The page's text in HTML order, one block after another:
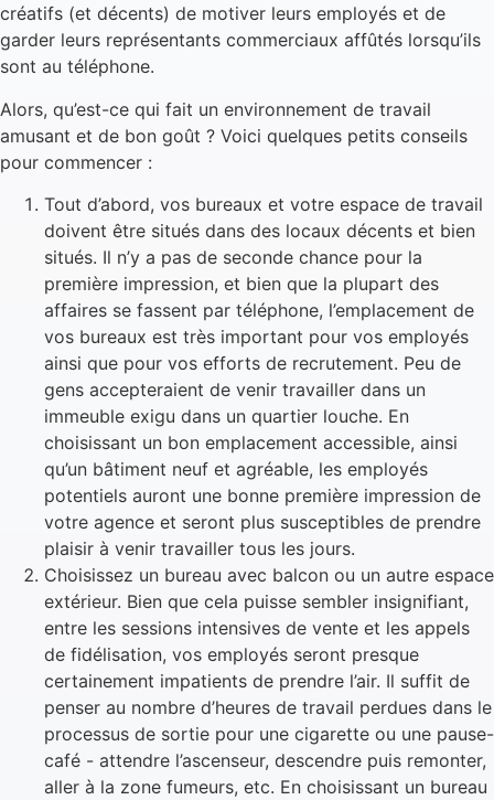
créatifs (et décents) de motiver leurs employés et de
garder leurs représentants commerciaux affûtés lorsqu’ils
sont au téléphone.
Alors, qu’est-ce qui fait un environnement de travail
amusant et de bon goût ? Voici quelques petits conseils
pour commencer :
Tout d’abord, vos bureaux et votre espace de travail
doivent être situés dans des locaux décents et bien
situés. Il n’y a pas de seconde chance pour la
première impression, et bien que la plupart des
affaires se fassent par téléphone, l’emplacement de
vos bureaux est très important pour vos employés
ainsi que pour vos efforts de recrutement. Peu de
gens accepteraient de venir travailler dans un
immeuble exigu dans un quartier louche. En
choisissant un bon emplacement accessible, ainsi
qu’un bâtiment neuf et agréable, les employés
potentiels auront une bonne première impression de
votre agence et seront plus susceptibles de prendre
plaisir à venir travailler tous les jours.
Choisissez un bureau avec balcon ou un autre espace
extérieur. Bien que cela puisse sembler insignifiant,
entre les sessions intensives de vente et les appels
de fidélisation, vos employés seront presque
certainement impatients de prendre l’air. Il suffit de
penser au nombre d’heures de travail perdues dans le
processus de sortie pour une cigarette ou une pause-
café - attendre l’ascenseur, descendre puis remonter,
aller à la zone fumeurs, etc. En choisissant un bureau